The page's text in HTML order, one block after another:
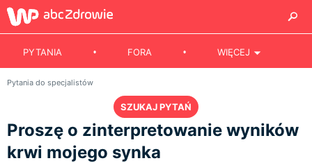
PYTANIA FORA WIĘCEJ
Pytania do specjalistów
SZUKAJ PYTAŃ
Proszę o zinterpretowanie wyników
krwi mojego synka